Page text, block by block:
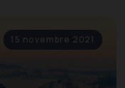
15 novembre 2021